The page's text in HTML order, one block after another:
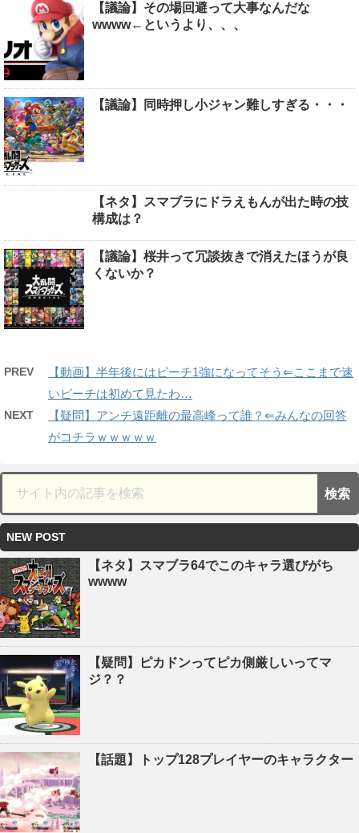
【議論】その場回避って大事なんだな
wwww←というより、、、
【議論】同時押し小ジャン難しすぎる・・・
【ネタ】スマブラにドラえもんが出た時の技
構成は？
【議論】桜井って冗談抜きで消えたほうが良
くないか？
PREV
【動画】半年後にはピーチ1強になってそう⇐ここまで速
いピーチは初めて見たわ…
NEXT
【疑問】アンチ遠距離の最高峰って誰？⇐みんなの回答
がコチラｗｗｗｗｗ
NEW POST
【ネタ】スマブラ64でこのキャラ選びがち
wwww
【疑問】ピカドンってピカ側厳しいってマ
ジ？？
【話題】トップ128プレイヤーのキャラクター